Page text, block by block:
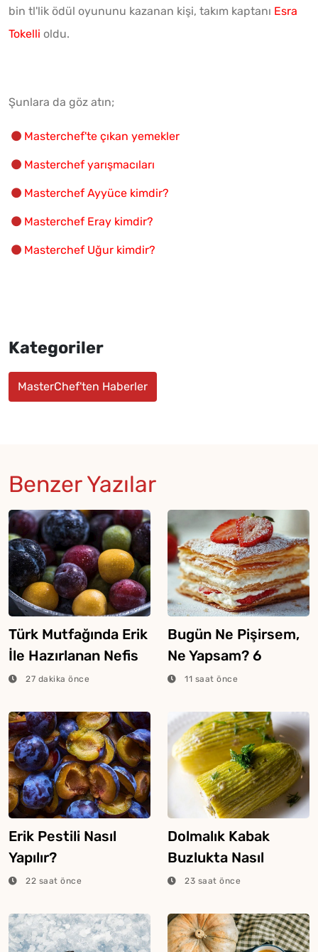
bin tl'lik ödül oyununu kazanan kişi, takım kaptanı Esra
Tokelli oldu.
Şunlara da göz atın;
Masterchef'te çıkan yemekler
Masterchef yarışmacıları
Masterchef Ayyüce kimdir?
Masterchef Eray kimdir?
Masterchef Uğur kimdir?
Kategoriler
MasterChef'ten Haberler
Benzer Yazılar
Türk Mutfağında Erik
İle Hazırlanan Nefis
Yemekler
27 dakika önce
Bugün Ne Pişirsem,
Ne Yapsam? 6
Ağustos 2026
11 saat önce
Erik Pestili Nasıl
Yapılır?
22 saat önce
Dolmalık Kabak
Buzlukta Nasıl
Saklanır?
23 saat önce